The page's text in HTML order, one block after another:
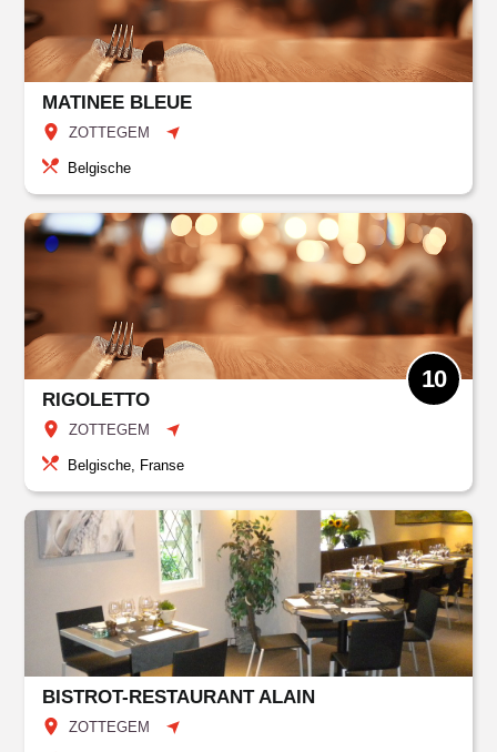
MATINEE BLEUE
ZOTTEGEM
Belgische
RIGOLETTO
ZOTTEGEM
10
Belgische, Franse
BISTROT-RESTAURANT ALAIN
ZOTTEGEM